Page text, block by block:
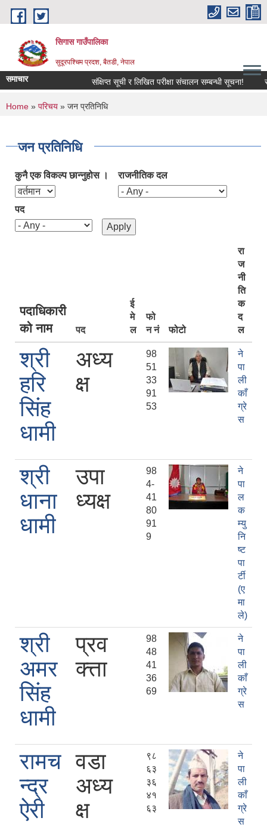
Skip to main content
सिगास गाउँपालिका
सुदूरपश्चिम प्रदश, बैतडी, नेपाल
समाचार संक्षिप्त सूची र लिखित परीक्षा संचालन सम्बन्धी सूचना!
You are here
Home » परिचय » जन प्रतिनिधि
जन प्रतिनिधि
कुनै एक विकल्प छान्नुहोस । राजनीतिक दल
पद
पदाधिकारी
को नाम
पद
ई
मे
ल
फो
न नं
फोटो
रा
ज
नी
ति
क
द
ल
श्री
हरि
सिंह
धामी
अध्य
क्ष
98
51
33
91
53
ने
पा
ली
काँ
ग्रे
स
श्री
धाना
धामी
उपा
ध्यक्ष
98
4-
41
80
91
9
ने
पा
ल
क
म्यु
नि
ष्ट
पा
र्टी
(ए
मा
ले)
श्री
अमर
सिंह
धामी
प्रव
क्त्ता
98
48
41
36
69
ने
पा
ली
काँ
ग्रे
स
रामच
न्द्र
ऐरी
वडा
अध्य
क्ष
९८
६३
३६
४१
६३
ने
पा
ली
काँ
ग्रे
स